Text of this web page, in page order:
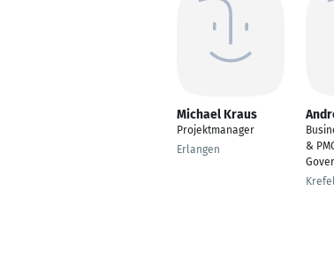
Michael Kraus
Projektmanager
Erlangen
&